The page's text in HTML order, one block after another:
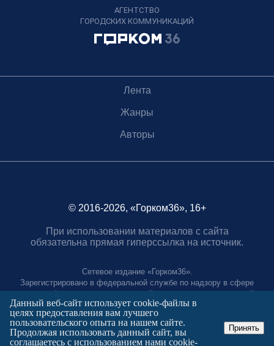
АГЕНТСТВО
ГОРОДСКИХ КОММУНИКАЦИЙ
Лента
Жанры
Авторы
© 2016-2026, «Горком36», 16+
При использовании материалов с сайта
обязательна прямая гиперссылка на источник.
Сетевое издание «Горком36».
Зарегистрировано в федеральной службе по надзору в сфере
связи, информационных технологий и массовых коммуникаций.
Регистрационный номер ЭЛ № ФС77-88966 от 21 января 2025 г.
Учредитель: Муниципальное автономное учреждение "Агентство
городских коммуникаций"
Главный редактор:
Данный веб-сайт использует cookie-файлы в
целях предоставления вам лучшего
пользовательского опыта на нашем сайте.
Продолжая использовать данный сайт, вы
соглашаетесь с использованием нами cookie-
Принять